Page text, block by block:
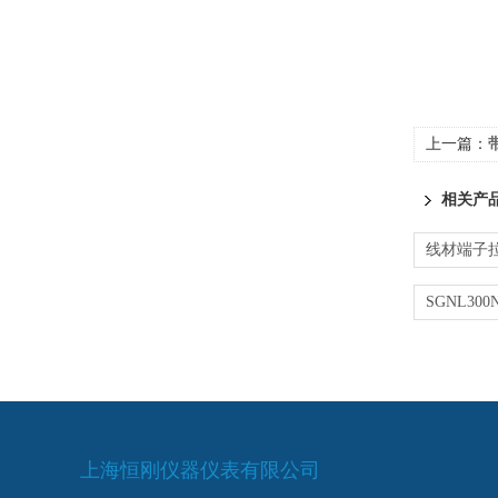
上一篇：
相关产
上海恒刚仪器仪表有限公司